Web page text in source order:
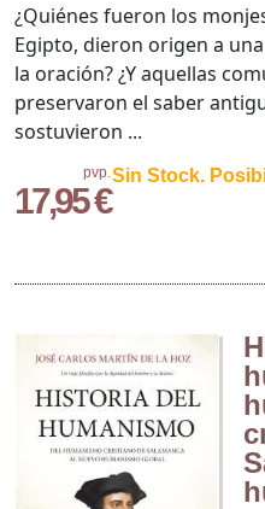
pvp.
17,95 €
Sin Stock.
¿Quiénes fueron los
Egipto, dieron origen a
la oración? ¿Y aquellas
preservaron el saber
sostuvieron ...